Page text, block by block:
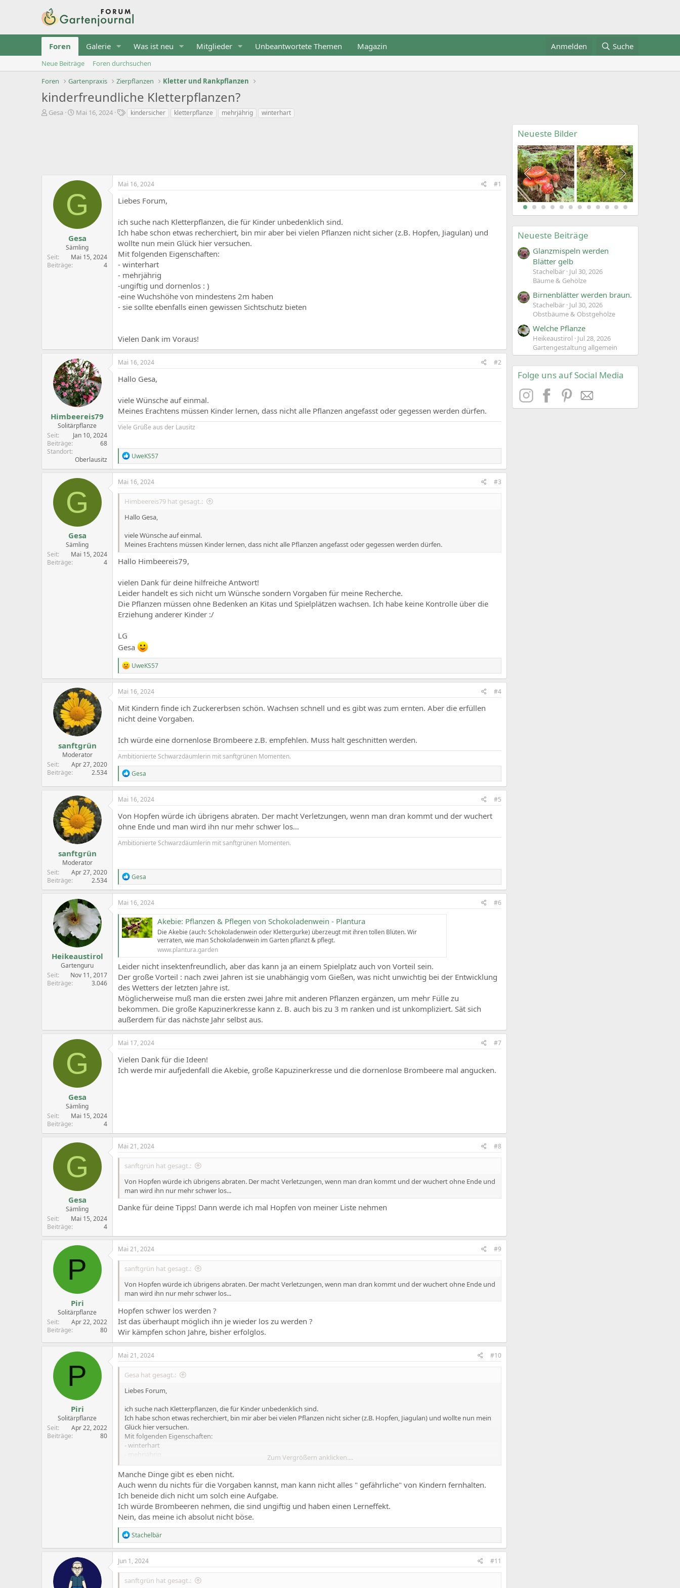
Foren Galerie Was ist neu Mitglieder Unbeantwortete Themen Magazin Anmelden Suche
Neue Beiträge
Foren durchsuchen
Foren
Gartenpraxis Zierpflanzen Kletter und Rankpflanzen
kinderfreundliche Kletterpflanzen?
T
Gesa
B
u
m
Mai 16, 2024
S
r
t
kindersicher kletterpflanze mehrjährig winterhart
G
Gesa
Sämling
Seit
Mai 15, 2024
Beiträge
4
Mai 16, 2024 #1
Liebes Forum,
ich suche nach Kletterpflanzen, die für Kinder unbedenklich sind.
Ich habe schon etwas recherchiert, bin mir aber bei vielen Pflanzen nicht sicher (z.B. Hopfen, Jiagulan) und
wollte nun mein Glück hier versuchen.
Mit folgenden Eigenschaften:
- winterhart
- mehrjährig
-ungiftig und dornenlos : )
-eine Wuchshöhe von mindestens 2m haben
- sie sollte ebenfalls einen gewissen Sichtschutz bieten
Vielen Dank im Voraus!
Himbeereis79
Solitärpflanze
Seit
Jan 10, 2024
Beiträge
68
Standort
Oberlausitz
Mai 16, 2024 #2
Hallo Gesa,
viele Wünsche auf einmal.
Meines Erachtens müssen Kinder lernen, dass nicht alle Pflanzen angefasst oder gegessen werden dürfen.
Viele Grüße aus der Lausitz
R
e
a
c
o
s
UweKS57
G
Gesa
Sämling
Seit
Mai 15, 2024
Beiträge
4
Mai 16, 2024 #3
Himbeereis79 hat gesagt.:
Hallo Gesa,
viele Wünsche auf einmal.
Meines Erachtens müssen Kinder lernen, dass nicht alle Pflanzen angefasst oder gegessen werden dürfen.
Hallo Himbeereis79,
vielen Dank für deine hilfreiche Antwort!
Leider handelt es sich nicht um Wünsche sondern Vorgaben für meine Recherche.
Die Pflanzen müssen ohne Bedenken an Kitas und Spielplätzen wachsen. Ich habe keine Kontrolle über die
Erziehung anderer Kinder :/
LG
Gesa
R
e
a
c
i
o
n
:
UweKS57
sanftgrün
Moderator
Seit
Apr 27, 2020
Beiträge
2.534
Mai 16, 2024 #4
Mit Kindern finde ich Zuckererbsen schön. Wachsen schnell und es gibt was zum ernten. Aber die erfüllen
nicht deine Vorgaben.
Ich würde eine dornenlose Brombeere z.B. empfehlen. Muss halt geschnitten werden.
Ambitionierte Schwarzdäumlerin mit sanftgrünen Momenten.
R
e
a
c
o
n
s
:
Gesa
sanftgrün
Moderator
Seit
Apr 27, 2020
Beiträge
2.534
Mai 16, 2024 #5
Von Hopfen würde ich übrigens abraten. Der macht Verletzungen, wenn man dran kommt und der wuchert
ohne Ende und man wird ihn nur mehr schwer los...
Ambitionierte Schwarzdäumlerin mit sanftgrünen Momenten.
R
e
a
c
i
o
n
s
Gesa
Heikeaustirol
Gartenguru
Seit
Nov 11, 2017
Beiträge
3.046
Mai 16, 2024 #6
Akebie: Pflanzen & Pflegen von Schokoladenwein - Plantura
Die Akebie (auch: Schokoladenwein oder Klettergurke) überzeugt mit ihren tollen Blüten. Wir
verraten, wie man Schokoladenwein im Garten pflanzt & pflegt.
www.plantura.garden
Leider nicht insektenfreundlich, aber das kann ja an einem Spielplatz auch von Vorteil sein.
Der große Vorteil : nach zwei Jahren ist sie unabhängig vom Gießen, was nicht unwichtig bei der Entwicklung
des Wetters der letzten Jahre ist.
Möglicherweise muß man die ersten zwei Jahre mit anderen Pflanzen ergänzen, um mehr Fülle zu
bekommen. Die große Kapuzinerkresse kann z. B. auch bis zu 3 m ranken und ist unkompliziert. Sät sich
außerdem für das nächste Jahr selbst aus.
G
Gesa
Sämling
Seit
Mai 15, 2024
Beiträge
4
Mai 17, 2024 #7
Vielen Dank für die Ideen!
Ich werde mir aufjedenfall die Akebie, große Kapuzinerkresse und die dornenlose Brombeere mal angucken.
G
Gesa
Sämling
Seit
Mai 15, 2024
Beiträge
4
Mai 21, 2024 #8
sanftgrün hat gesagt.:
Von Hopfen würde ich übrigens abraten. Der macht Verletzungen, wenn man dran kommt und der wuchert ohne Ende und
man wird ihn nur mehr schwer los...
Danke für deine Tipps! Dann werde ich mal Hopfen von meiner Liste nehmen
P
Piri
Solitärpflanze
Seit
Apr 22, 2022
Beiträge
80
Mai 21, 2024 #9
sanftgrün hat gesagt.:
Von Hopfen würde ich übrigens abraten. Der macht Verletzungen, wenn man dran kommt und der wuchert ohne Ende und
man wird ihn nur mehr schwer los...
Hopfen schwer los werden ?
Ist das überhaupt möglich ihn je wieder los zu werden ?
Wir kämpfen schon Jahre, bisher erfolglos.
P
Piri
Solitärpflanze
Seit
Apr 22, 2022
Beiträge
80
Mai 21, 2024 #10
Gesa hat gesagt.:
Liebes Forum,
ich suche nach Kletterpflanzen, die für Kinder unbedenklich sind.
Ich habe schon etwas recherchiert, bin mir aber bei vielen Pflanzen nicht sicher (z.B. Hopfen, Jiagulan) und wollte nun mein
Glück hier versuchen.
Mit folgenden Eigenschaften:
- winterhart
- mehrjährig
-eine Wuchshöhe von mindestens 2m haben
- sie sollte ebenfalls einen gewissen Sichtschutz bieten
Vielen Dank im Voraus!
Zum Vergrößern anklicken....
Manche Dinge gibt es eben nicht.
Auch wenn du nichts für die Vorgaben kannst, man kann nicht alles " gefährliche" von Kindern fernhalten.
Ich beneide dich nicht um solch eine Aufgabe.
Ich würde Brombeeren nehmen, die sind ungiftig und haben einen Lerneffekt.
Nein, das meine ich absolut nicht böse.
R
e
a
t
o
Stachelbär
Jun 1, 2024 #11
sanftgrün hat gesagt.:
Neueste Bilder
Neueste Beiträge
Glanzmispeln werden
Blätter gelb
Stachelbär Jul 30, 2026
Bäume & Gehölze
Birnenblätter werden braun.
Stachelbär Jul 30, 2026
Obstbäume & Obstgehölze
Welche Pflanze
Heikeaustirol
Jul 28, 2026
Gartengestaltung allgemein
Folge uns auf Social Media